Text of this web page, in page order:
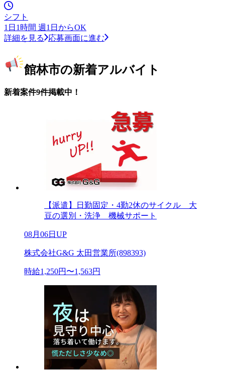
シフト
1日1時間 週1日からOK
詳細を見る
応募画面に進む
館林市の新着アルバイト
新着案件9件掲載中！
【派遣】日勤固定・4勤2休のサイクル 大
豆の選別・洗浄 機械サポート
08月06日UP
株式会社G&G 太田営業所(898393)
時給1,250円〜1,563円